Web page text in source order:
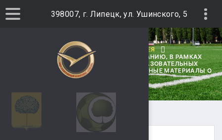
398007, г. Липецк, ул. Ушинского, 5
ГЛАВНАЯ
ФОТОГАЛЕРЕЯ
УЧАСТНИКИ СОРЕВНОВАНИЙ ПО ПЛАВАНИЮ, В РАМКАХ
СПАРТАКИАДЫ УЧАЩИХСЯ ОБЩЕОБРАЗОВАТЕЛЬНЫХ
УЧРЕЖДЕНИЙ, ПОЛУЧИЛИ ИНФОРМАЦИОННЫЕ МАТЕРИАЛЫ О
КОМПЛЕКСЕ ГТО.